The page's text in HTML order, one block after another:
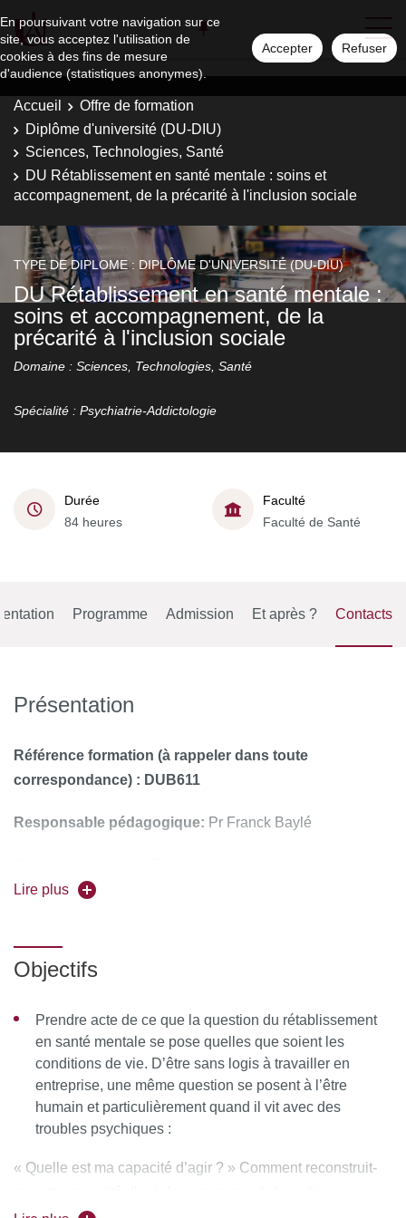
En poursuivant votre navigation sur ce
site, vous acceptez l'utilisation de
cookies à des fins de mesure
d'audience (statistiques anonymes).
Accepter Refuser
Accueil
Offre de formation
Diplôme d'université (DU-DIU)
Sciences, Technologies, Santé
DU Rétablissement en santé mentale : soins et
accompagnement, de la précarité à l'inclusion sociale
TYPE DE DIPLOME : DIPLÔME D'UNIVERSITÉ (DU-DIU)
DU Rétablissement en santé mentale :
soins et accompagnement, de la
précarité à l'inclusion sociale
Domaine : Sciences, Technologies, Santé
Spécialité : Psychiatrie-Addictologie
Durée
84 heures
Faculté
Faculté de Santé
Programme Admission Et après ? Contacts
Présentation
Référence formation (à rappeler dans toute
correspondance) : DUB611
Responsable pédagogique: Pr Franck Baylé
- DU Handicap lié aux troubles psychiques : évaluation,
Forme de l'enseignement :
Pour vous inscrire, déposez votre candidature sur
C@nditOnLine
Lire plus
Objectifs
Prendre acte de ce que la question du rétablissement
en santé mentale se pose quelles que soient les
conditions de vie. D’être sans logis à travailler en
entreprise, une même question se posent à l’être
humain et particulièrement quand il vit avec des
troubles psychiques :
« Quelle est ma capacité d’agir ? » Comment reconstruit-